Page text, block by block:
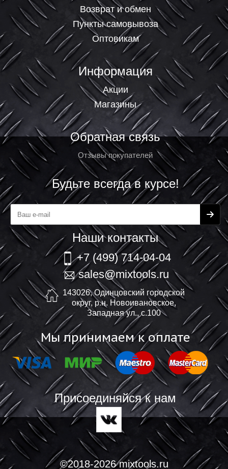
Возврат и обмен
Пункты самовывоза
Оптовикам
Информация
Акции
Магазины
Обратная связь
Отзывы покупателей
Будьте всегда в курсе!
Наши контакты
+7 (499) 714-04-04
sales@mixtools.ru
143026, Одинцовский городской
округ, р.н. Новоивановское,
Западная ул., с.100
Мы принимаем к оплате
Присоединяйся к нам
©2018-2026 mixtools.ru